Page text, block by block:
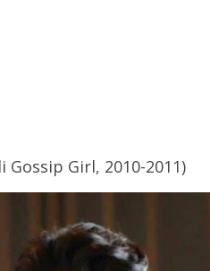
Girl, 2010-2011)